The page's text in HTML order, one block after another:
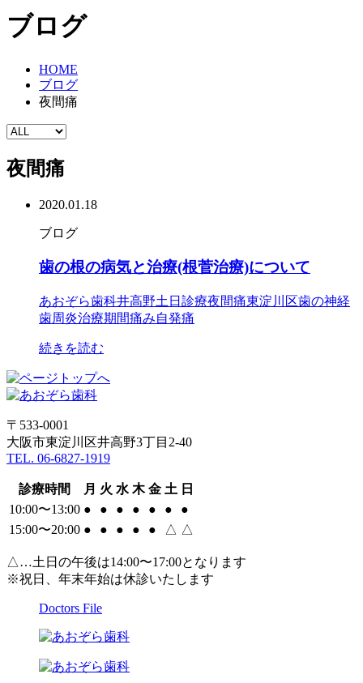
ブログ
HOME
ブログ
夜間痛
夜間痛
2020.01.18
ブログ
歯の根の病気と治療(根菅治療)について
あおぞら歯科井高野土日診療夜間痛東淀川区歯の神経
歯周炎治療期間痛み自発痛
続きを読む
〒533-0001
大阪市東淀川区井高野3丁目2-40
TEL. 06-6827-1919
診療時間 月 火 水 木 金 土 日
10:00〜13:00 ● ● ● ● ● ●
●
15:00〜20:00 ● ● ● ● ● △ △
△…土日の午後は14:00〜17:00となります
※祝日、年末年始は休診いたします
Doctors File